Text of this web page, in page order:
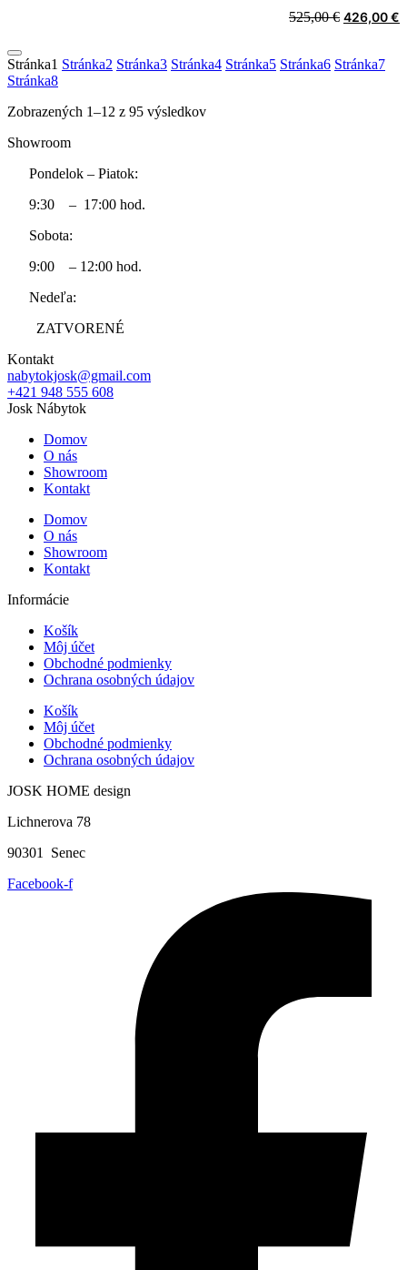
525,00€ Original
525,00 €.
426,00€
Stránka1 Stránka2 Stránka3 Stránka4 Stránka5 Stránka6 Stránka7
Stránka8
Zobrazených 1–12 z 95 výsledkovSorted
Showroom
Pondelok – Piatok:
9:30 – 17:00 hod.
Sobota:
9:00 – 12:00 hod.
Nedeľa:
ZATVORENÉ
Kontakt
nabytokjosk@gmail.com
+421 948 555 608
Josk Nábytok
Domov
O nás
Showroom
Kontakt
Domov
O nás
Showroom
Kontakt
Informácie
Košík
Môj účet
Obchodné podmienky
Ochrana osobných údajov
Košík
Môj účet
Obchodné podmienky
Ochrana osobných údajov
JOSK HOME design
Lichnerova 78
90301 Senec
Facebook-f